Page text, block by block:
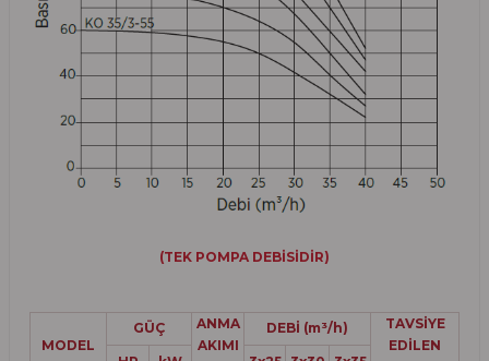
(TEK POMPA DEBİSİDİR)
MODEL
GÜÇ
ANMA
AKIMI
DEBİ (m³/h)
TAVSİYE
EDİLEN